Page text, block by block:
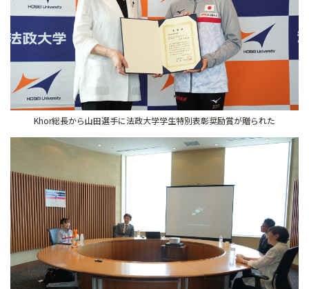
Khor総長から山田選手に法政大学学生特別表彰奨励賞が贈られた